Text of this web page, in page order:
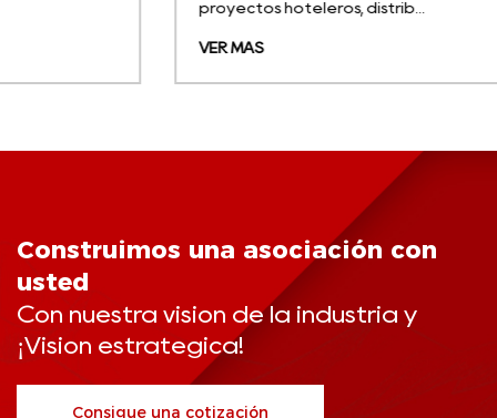
proyectos hoteleros, distrib...
Construimos una asociación con
usted
Con nuestra visión de la industria y
¡Visión estratégica!
Consigue una cotización